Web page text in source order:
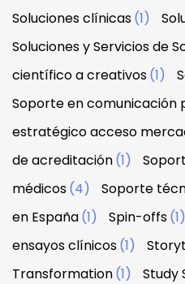
Soluciones clínicas(1)
Soluciones y Servicios de
científico a creativos(1)
Soporte en comunicación
estratégico acceso
de acreditación(1)
médicos(4) Soporte
en España(1) Spin-offs(1)
ensayos clínicos(1)
Transformation(1) Study